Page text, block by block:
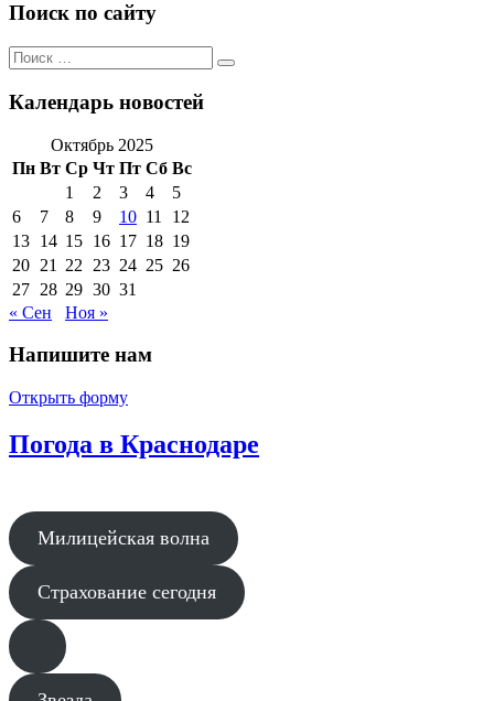
Поиск по сайту
Поиск
по:
Поиск
Календарь новостей
Октябрь 2025
Пн Вт Ср Чт Пт Сб Вс
1
2 3 4
5
6
7 8 9 10 11
12
13 14 15 16 17 18 19
20 21 22 23 24 25 26
27 28 29 30 31
« Сен
Ноя »
Напишите нам
Открыть форму
Погода в Краснодаре
Милицейская волна
Страхование сегодня